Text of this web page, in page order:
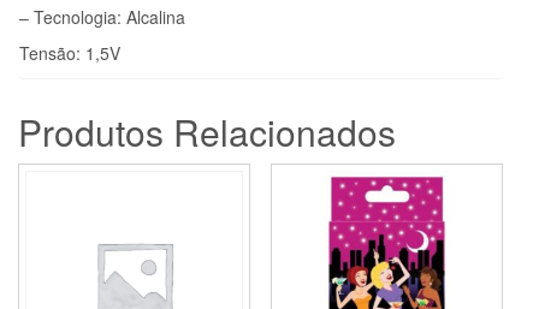
– Tecnologia: Alcalina
Tensão: 1,5V
Produtos Relacionados